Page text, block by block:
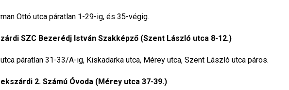
Ottó utca páratlan 1-29-ig, és 35-végig.
SZC Bezerédj István Szakképző (Szent László utca 8-12.)
páratlan 31-33/A-ig, Kiskadarka utca, Mérey utca, Szent László utca páros.
2. Számú Óvoda (Mérey utca 37-39.)